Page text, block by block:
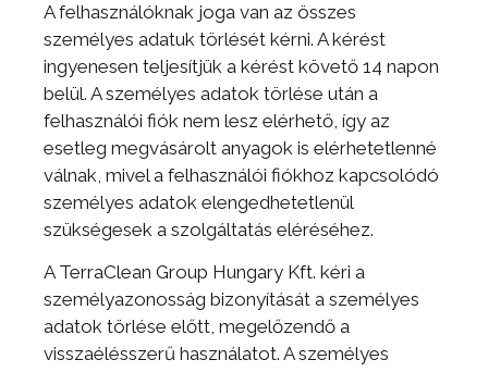
A felhasználóknak joga van az összes
személyes adatuk törlését kérni. A kérést
ingyenesen teljesítjük a kérést követő 14 napon
belül. A személyes adatok törlése után a
felhasználói fiók nem lesz elérhető, így az
esetleg megvásárolt anyagok is elérhetetlenné
válnak, mivel a felhasználói fiókhoz kapcsolódó
személyes adatok elengedhetetlenül
szükségesek a szolgáltatás eléréséhez.
A TerraClean Group Hungary Kft. kéri a
személyazonosság bizonyítását a személyes
adatok törlése előtt, megelőzendő a
visszaélésszerű használatot. A személyes